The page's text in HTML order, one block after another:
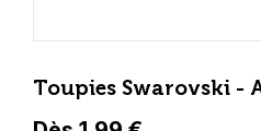
Toupies Swarovski -